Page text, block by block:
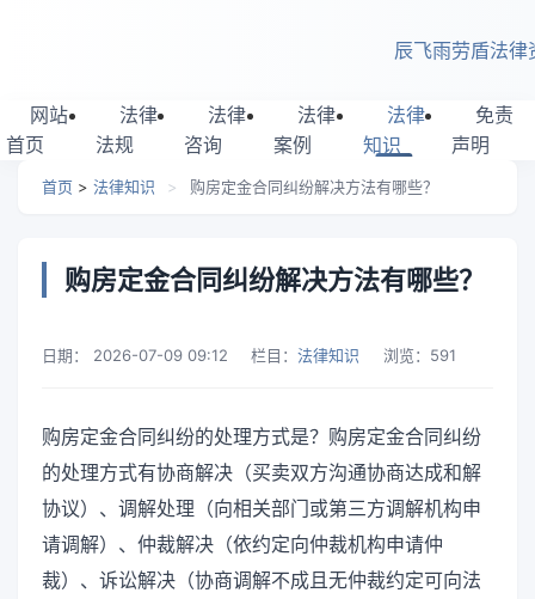
辰飞雨劳盾法律
网站
首页
法律
法规
法律
咨询
法律
案例
法律
知识
免责
声明
首页 > 法律知识 > 购房定金合同纠纷解决方法有哪些？
购房定金合同纠纷解决方法有哪些？
日期： 2026-07-09 09:12 栏目： 法律知识 浏览： 591
购房定金合同纠纷的处理方式是？购房定金合同纠纷
的处理方式有协商解决（买卖双方沟通协商达成和解
协议）、调解处理（向相关部门或第三方调解机构申
请调解）、仲裁解决（依约定向仲裁机构申请仲
裁）、诉讼解决（协商调解不成且无仲裁约定可向法